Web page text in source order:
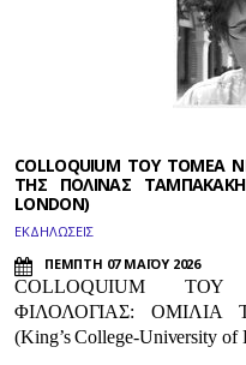
COLLOQUIUM ΤΟΥ ΤΟΜΕΑ
ΤΗΣ ΠΟΛΙΝΑΣ ΤΑΜΠΑΚΑΚΗ
LONDON)
ΕΚΔΗΛΩΣΕΙΣ
ΠΕΜΠΤΗ 07 ΜΑΪΟΥ 2026
COLLOQUIUM ΤΟΥ
ΦΙΛΟΛΟΓΙΑΣ:
(King’s College-University of